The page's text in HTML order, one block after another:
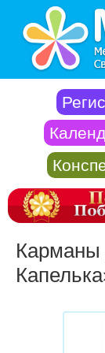
Карманы